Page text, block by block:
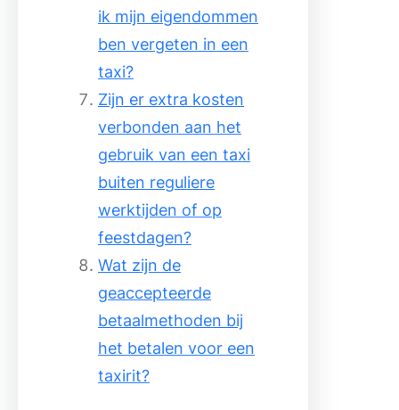
ik mijn eigendommen
ben vergeten in een
taxi?
Zijn er extra kosten
verbonden aan het
gebruik van een taxi
buiten reguliere
werktijden of op
feestdagen?
Wat zijn de
geaccepteerde
betaalmethoden bij
het betalen voor een
taxirit?